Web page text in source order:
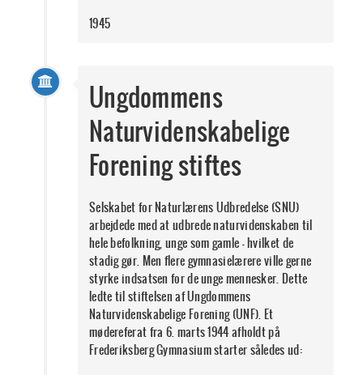
1945
Ungdommens
Naturvidenskabelige
Forening stiftes
Selskabet for Naturlærens Udbredelse (SNU)
arbejdede med at udbrede naturvidenskaben til
hele befolkning, unge som gamle - hvilket de
stadig gør. Men flere gymnasielærere ville gerne
styrke indsatsen for de unge mennesker. Dette
ledte til stiftelsen af Ungdommens
Naturvidenskabelige Forening (UNF). Et
mødereferat fra 6. marts 1944 afholdt på
Frederiksberg Gymnasium starter således ud: